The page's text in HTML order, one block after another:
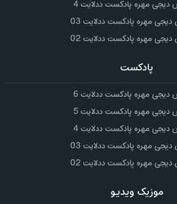
دیجی مهره پادکست ددلایت 4
مهره پادکست ددلایت 03
مهره پادکست ددلایت 02
پادکست
دیجی مهره پادکست ددلایت 6
دیجی مهره پادکست ددلایت 5
دیجی مهره پادکست ددلایت 4
مهره پادکست ددلایت 03
مهره پادکست ددلایت 02
موزیک ویدیو